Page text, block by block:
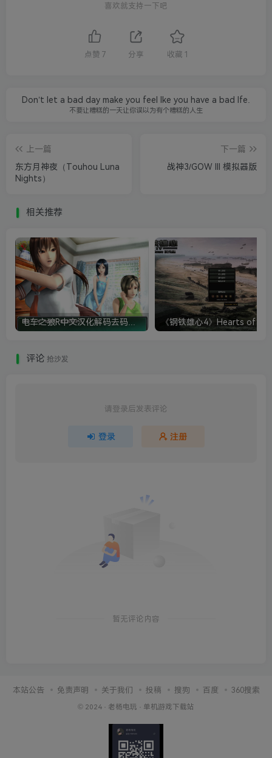
喜欢就支持一下吧
点赞 7 分享 收藏 1
Don’t let a bad day make you feel lke you have a bad lfe.
不要让糟糕的一天让你误以为有个糟糕的人生
上一篇
东方月神夜（Touhou Luna
Nights）
下一篇
战神3/GOW III 模拟器版
相关推荐
评论 抢沙发
请登录后发表评论
登录 注册
暂无评论内容
本站公告 免责声明 关于我们 投稿 搜狗 百度 360搜索
© 2024 · 老杨电玩 · 单机游戏下载站